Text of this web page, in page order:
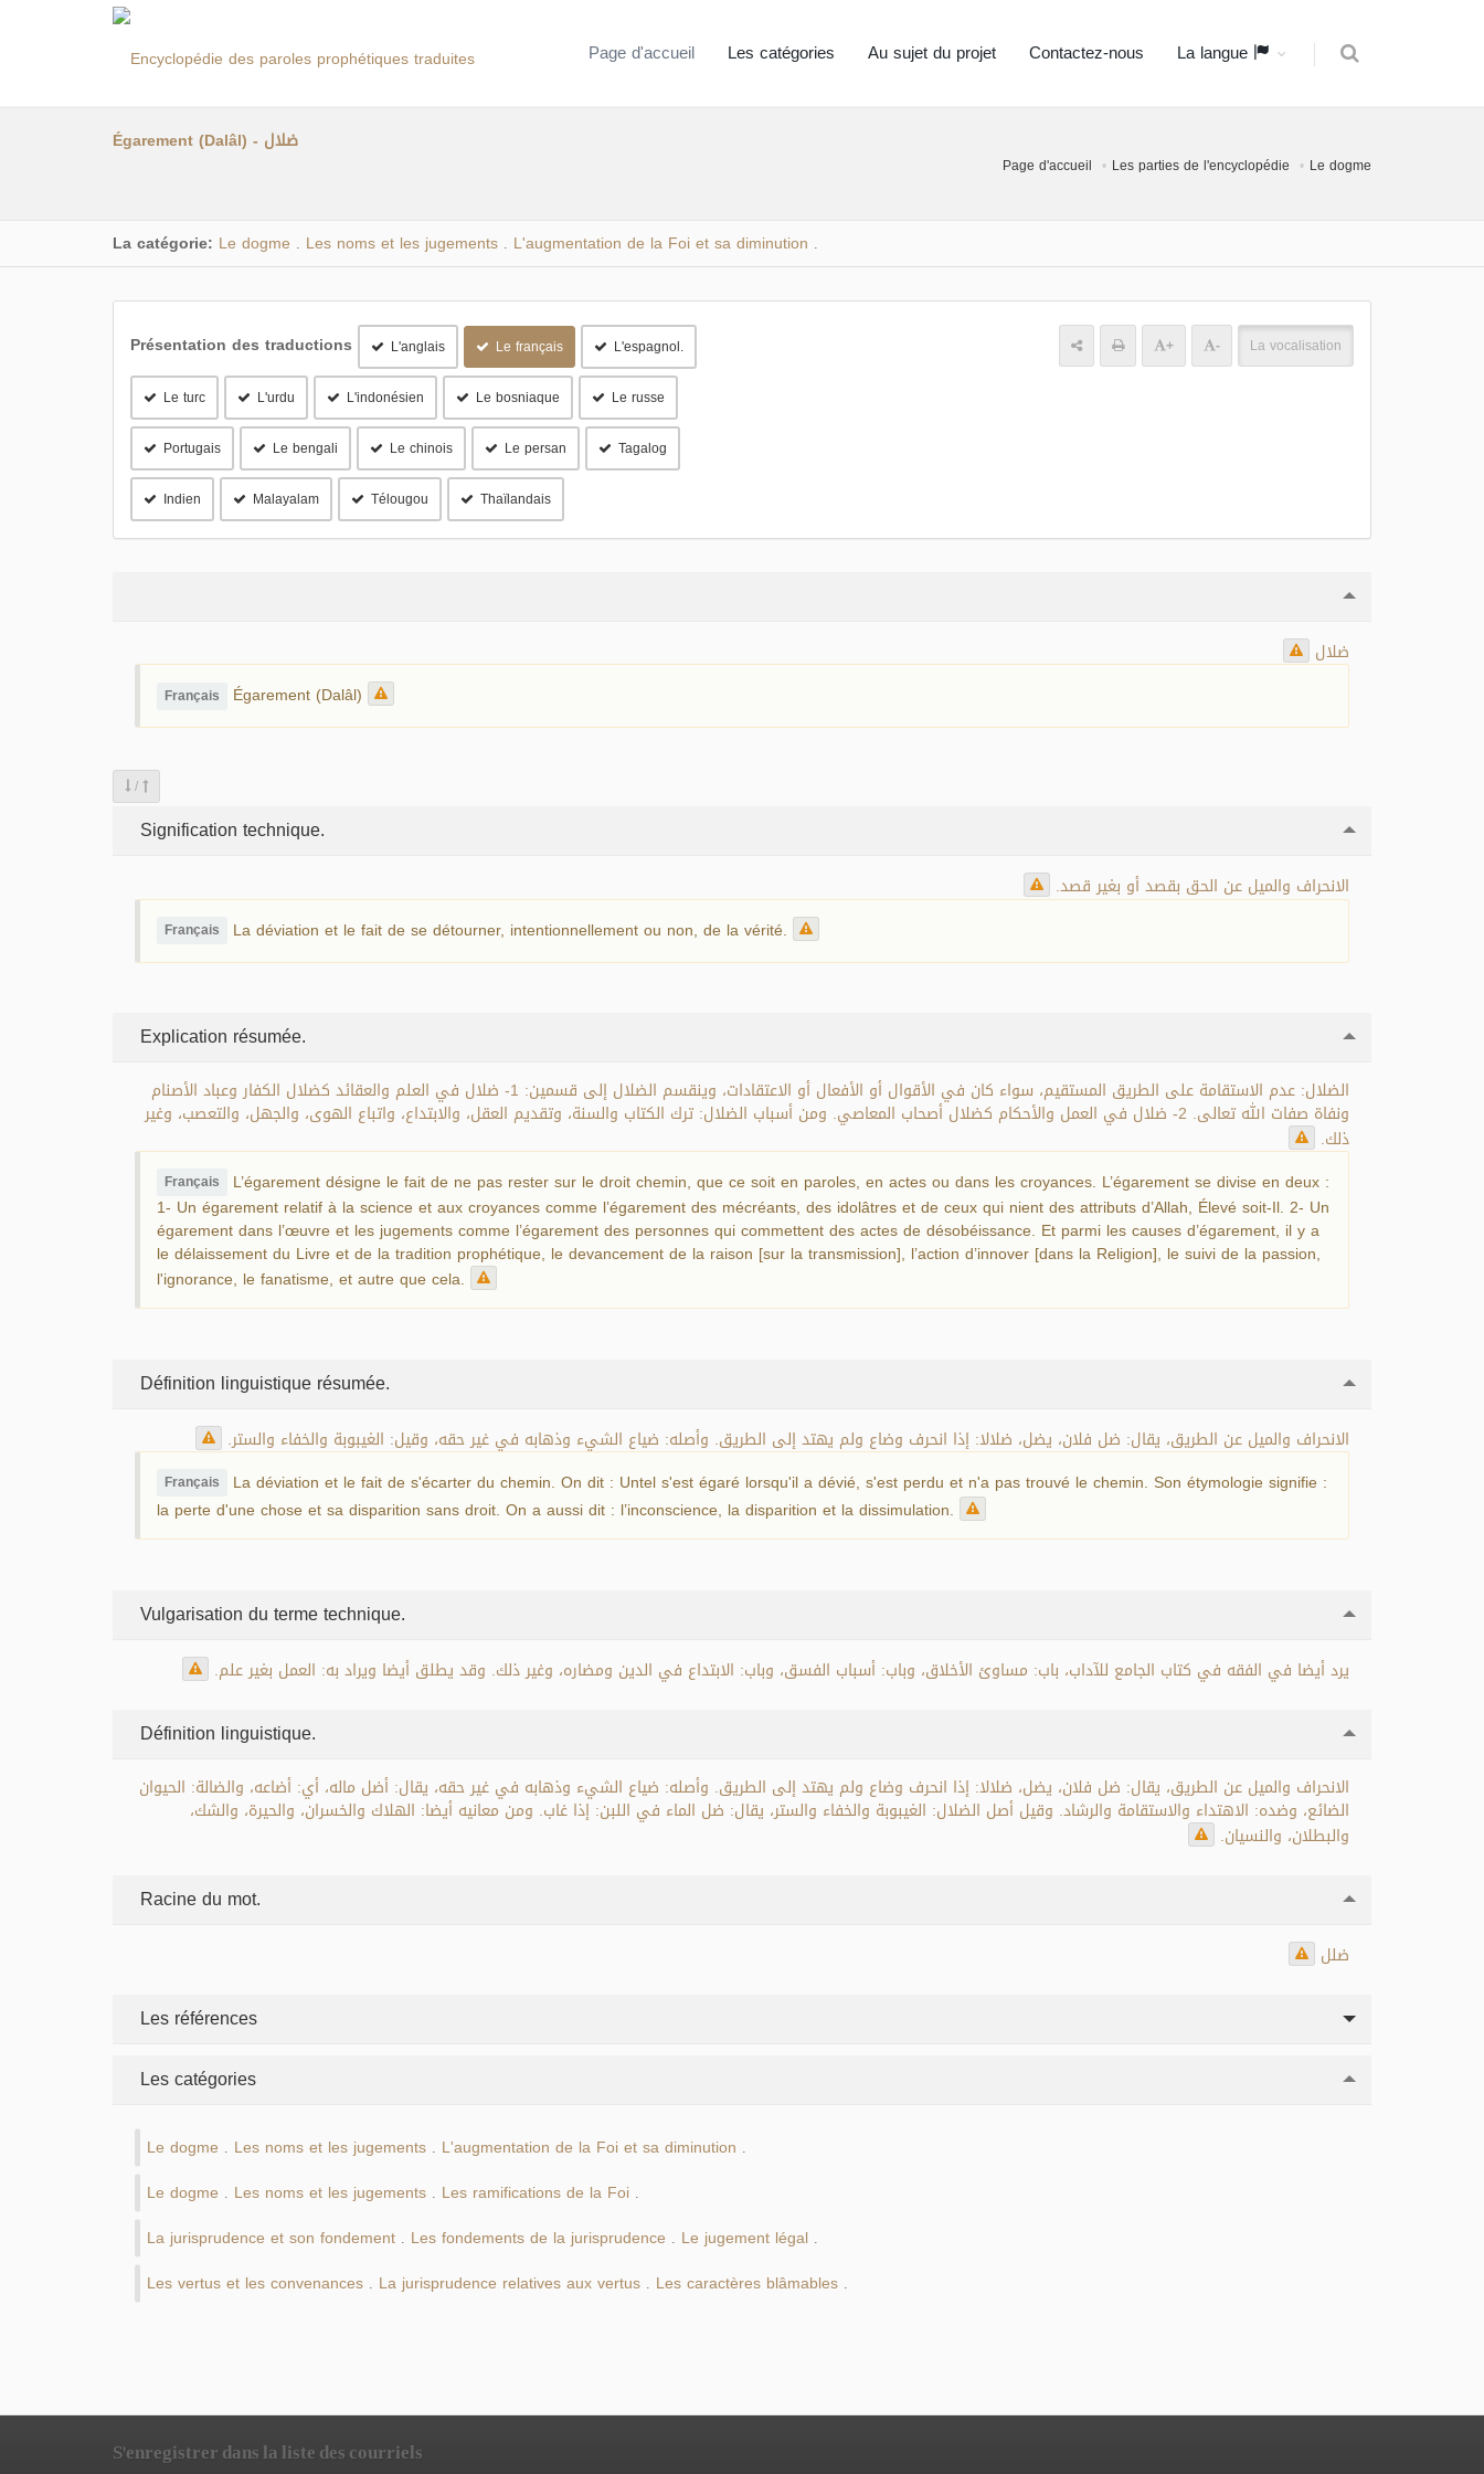
Page d'accueil Les catégories Au sujet du projet Contactez-nous La langue
Égarement (Dalâl) - ضلال
Page d'accueil Les parties de l'encyclopédie Le dogme
La catégorie: Le dogme Les noms et les jugements L'augmentation de la Foi et sa diminution
Présentation des traductions L'anglais Le français L'espagnol.
Le turc L'urdu L'indonésien Le bosniaque Le russe
Portugais Le bengali Le chinois Le persan Tagalog
Indien Malayalam Télougou Thaïlandais
+ - La vocalisation
ضلال
Français Égarement (Dalâl)
/
Signification technique.
الانحراف والميل عن الحق بقصد أو بغير قصد.
Français La déviation et le fait de se détourner, intentionnellement ou non, de la vérité.
Explication résumée.
الضلال: عدم الاستقامة على الطريق المستقيم، سواء كان في الأقوال أو الأفعال أو الاعتقادات، وينقسم الضلال إلى قسمين: 1- ضلال في العلم والعقائد كضلال الكفار وعباد الأصنام
ونفاة صفات الله تعالى. 2- ضلال في العمل والأحكام كضلال أصحاب المعاصي. ومن أسباب الضلال: ترك الكتاب والسنة، وتقديم العقل، والابتداع، واتباع الهوى، والجهل، والتعصب، وغير
ذلك.
Français
L’égarement désigne le fait de ne pas rester sur le droit chemin, que ce soit en paroles, en actes ou dans les croyances. L’égarement se divise en deux :
1- Un égarement relatif à la science et aux croyances comme l’égarement des mécréants, des idolâtres et de ceux qui nient des attributs d’Allah, Élevé soit-Il. 2- Un
égarement dans l’œuvre et les jugements comme l’égarement des personnes qui commettent des actes de désobéissance. Et parmi les causes d’égarement, il y a
le délaissement du Livre et de la tradition prophétique, le devancement de la raison [sur la transmission], l’action d’innover [dans la Religion], le suivi de la passion,
l'ignorance, le fanatisme, et autre que cela.
Définition linguistique résumée.
الانحراف والميل عن الطريق، يقال: ضل فلان، يضل، ضلالا: إذا انحرف وضاع ولم يهتد إلى الطريق. وأصله: ضياع الشيء وذهابه في غير حقه، وقيل: الغيبوبة والخفاء والستر.
Français
La déviation et le fait de s'écarter du chemin. On dit : Untel s'est égaré lorsqu'il a dévié, s'est perdu et n'a pas trouvé le chemin. Son étymologie signifie :
la perte d'une chose et sa disparition sans droit. On a aussi dit : l’inconscience, la disparition et la dissimulation.
Vulgarisation du terme technique.
يرد أيضا في الفقه في كتاب الجامع للآداب، باب: مساوئ الأخلاق، وباب: أسباب الفسق، وباب: الابتداع في الدين ومضاره، وغير ذلك. وقد يطلق أيضا ويراد به: العمل بغير علم.
Définition linguistique.
الانحراف والميل عن الطريق، يقال: ضل فلان، يضل، ضلالا: إذا انحرف وضاع ولم يهتد إلى الطريق. وأصله: ضياع الشيء وذهابه في غير حقه، يقال: أضل ماله، أي: أضاعه، والضالة: الحيوان
الضائع، وضده: الاهتداء والاستقامة والرشاد. وقيل أصل الضلال: الغيبوبة والخفاء والستر، يقال: ضل الماء في اللبن: إذا غاب. ومن معانيه أيضا: الهلاك والخسران، والحيرة، والشك،
والبطلان، والنسيان.
Racine du mot.
ضلل
Les références
Les catégories
Le dogme Les noms et les jugements L'augmentation de la Foi et sa diminution
Le dogme Les noms et les jugements Les ramifications de la Foi
La jurisprudence et son fondement Les fondements de la jurisprudence Le jugement légal
Les vertus et les convenances La jurisprudence relatives aux vertus Les caractères blâmables
S'enregistrer dans la liste des courriels